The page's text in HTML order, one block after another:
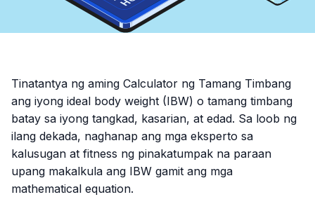
Tinatantya ng aming Calculator ng Tamang Timbang
ang iyong ideal body weight (IBW) o tamang timbang
batay sa iyong tangkad, kasarian, at edad. Sa loob ng
ilang dekada, naghanap ang mga eksperto sa
kalusugan at fitness ng pinakatumpak na paraan
upang makalkula ang IBW gamit ang mga
mathematical equation.